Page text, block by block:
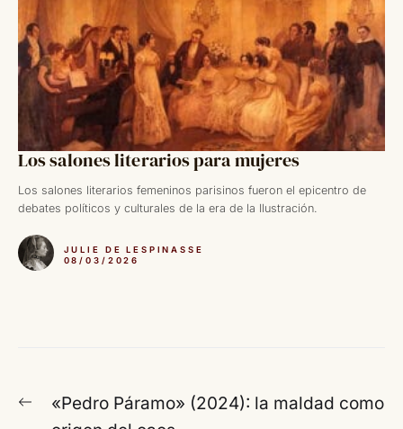
Los salones literarios para mujeres
Los salones literarios femeninos parisinos fueron el epicentro de
debates políticos y culturales de la era de la Ilustración.
JULIE DE LESPINASSE
08/03/2026
Navegación
Entrada«Pedro Páramo» (2024): la maldad como